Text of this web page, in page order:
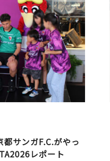
都サンガF.C.がやっ
レポート